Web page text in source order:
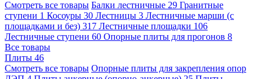
Смотреть все товары Балки лестничные 29 Гранитные
ступени 1 Косоуры 30 Лестницы 3 Лестничные марши (с
площадками и без) 317 Лестничные площадки 106
Лестничные ступени 60 Опорные плиты для прогонов 8
Все товары
Плиты 46
Смотреть все товары Опорные плиты для закрепления опор